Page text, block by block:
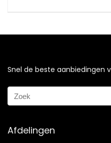
Snel de beste aanbiedingen
Afdelingen